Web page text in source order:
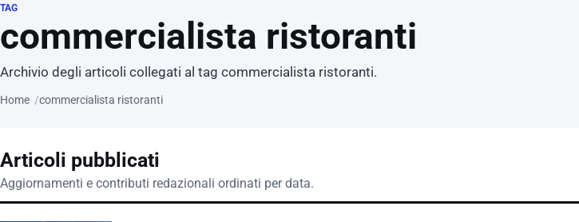
TAG
commercialista ristoranti
Archivio degli articoli collegati al tag commercialista ristoranti.
Home commercialista ristoranti
Articoli pubblicati
Aggiornamenti e contributi redazionali ordinati per data.